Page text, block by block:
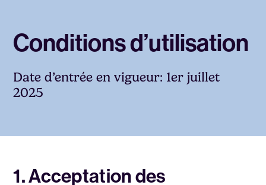
Conditions d’utilisation
Date d’entrée en vigueur: 1er juillet
2025
1. Acceptation des